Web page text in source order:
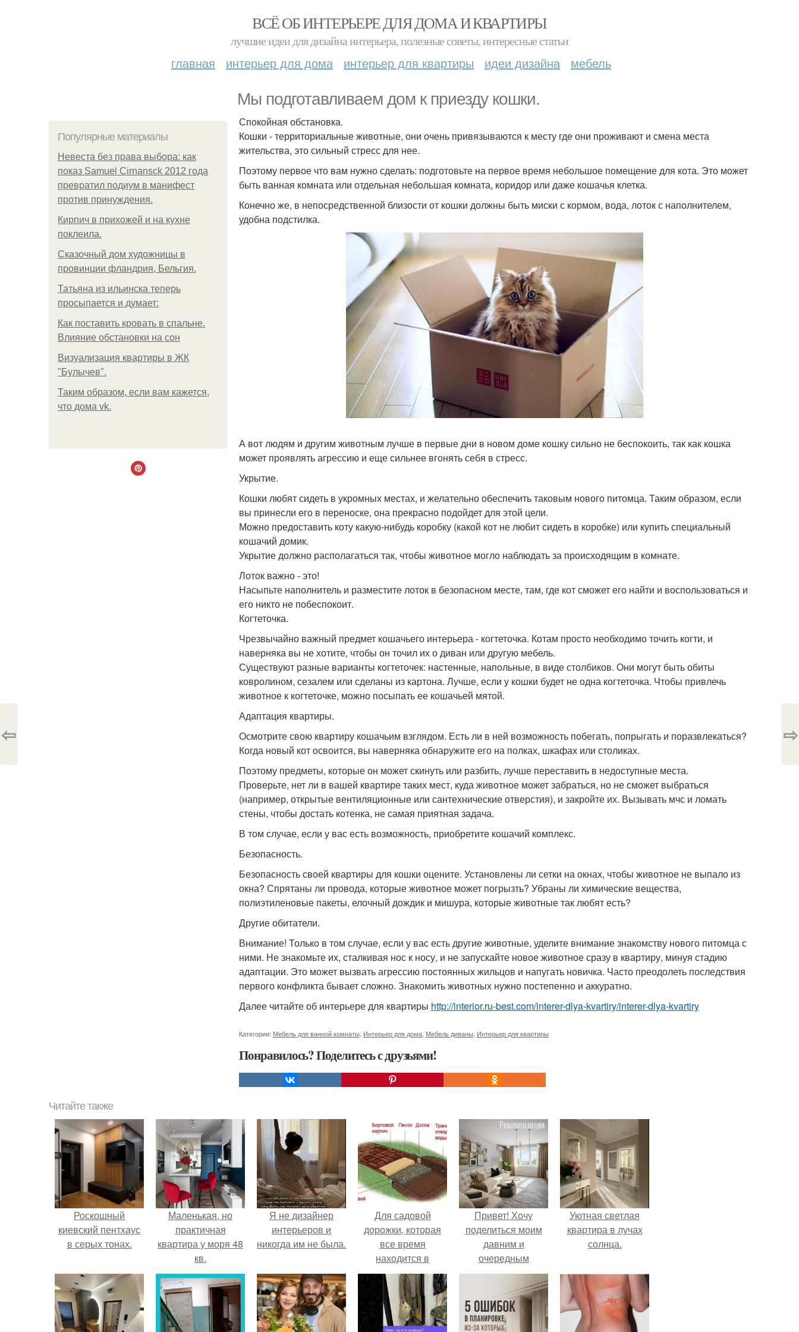
ВСЁ ОБ ИНТЕРЬЕРЕ ДЛЯ ДОМА И КВАРТИРЫ
лучшие идеи для дизайна интерьера, полезные советы, интересные статьи
главная интерьер для дома интерьер для квартиры идеи дизайна мебель
Мы подготавливаем дом к приезду кошки.
Популярные материалы
Невеста без права выбора: как
показ Samuel Cirnansck 2012 года
превратил подиум в манифест
против принуждения.
Кирпич в прихожей и на кухне
поклеила.
Сказочный дом художницы в
провинции фландрия, Бельгия.
Татьяна из ильинска теперь
просыпается и думает:
Как поставить кровать в спальне.
Влияние обстановки на сон
Визуализация квартиры в ЖК
"Булычев".
Таким образом, если вам кажется,
что дома vk.
Спокойная обстановка.
Кошки - территориальные животные, они очень привязываются к месту где они проживают и смена места
жительства, это сильный стресс для нее.
Поэтому первое что вам нужно сделать: подготовьте на первое время небольшое помещение для кота. Это может
быть ванная комната или отдельная небольшая комната, коридор или даже кошачья клетка.
Конечно же, в непосредственной близости от кошки должны быть миски с кормом, вода, лоток с наполнителем,
удобна подстилка.
А вот людям и другим животным лучше в первые дни в новом доме кошку сильно не беспокоить, так как кошка
может проявлять агрессию и еще сильнее вгонять себя в стресс.
Укрытие.
Кошки любят сидеть в укромных местах, и желательно обеспечить таковым нового питомца. Таким образом, если
вы принесли его в переноске, она прекрасно подойдет для этой цели.
Можно предоставить коту какую-нибудь коробку (какой кот не любит сидеть в коробке) или купить специальный
кошачий домик.
Укрытие должно располагаться так, чтобы животное могло наблюдать за происходящим в комнате.
Лоток важно - это!
Насыпьте наполнитель и разместите лоток в безопасном месте, там, где кот сможет его найти и воспользоваться и
его никто не побеспокоит.
Когтеточка.
Чрезвычайно важный предмет кошачьего интерьера - когтеточка. Котам просто необходимо точить когти, и
наверняка вы не хотите, чтобы он точил их о диван или другую мебель.
Существуют разные варианты когтеточек: настенные, напольные, в виде столбиков. Они могут быть обиты
ковролином, сезалем или сделаны из картона. Лучше, если у кошки будет не одна когтеточка. Чтобы привлечь
животное к когтеточке, можно посыпать ее кошачьей мятой.
Адаптация квартиры.
Осмотрите свою квартиру кошачьим взглядом. Есть ли в ней возможность побегать, попрыгать и поразвлекаться?
Когда новый кот освоится, вы наверняка обнаружите его на полках, шкафах или столиках.
Поэтому предметы, которые он может скинуть или разбить, лучше переставить в недоступные места.
Проверьте, нет ли в вашей квартире таких мест, куда животное может забраться, но не сможет выбраться
(например, открытые вентиляционные или сантехнические отверстия), и закройте их. Вызывать мчс и ломать
стены, чтобы достать котенка, не самая приятная задача.
В том случае, если у вас есть возможность, приобретите кошачий комплекс.
Безопасность.
Безопасность своей квартиры для кошки оцените. Установлены ли сетки на окнах, чтобы животное не выпало из
окна? Спрятаны ли провода, которые животное может погрызть? Убраны ли химические вещества,
полиэтиленовые пакеты, елочный дождик и мишура, которые животные так любят есть?
Другие обитатели.
Внимание! Только в том случае, если у вас есть другие животные, уделите внимание знакомству нового питомца с
ними. Не знакомьте их, сталкивая нос к носу, и не запускайте новое животное сразу в квартиру, минуя стадию
адаптации. Это может вызвать агрессию постоянных жильцов и напугать новичка. Часто преодолеть последствия
первого конфликта бывает сложно. Знакомить животных нужно постепенно и аккуратно.
Далее читайте об интерьере для квартиры http://interior.ru-best.com/interer-dlya-kvartiry/interer-dlya-kvartiry
Категории: Мебель для ванной комнаты Интерьер для дома Мебель диваны Интерьер для квартиры
Понравилось? Поделитесь с друзьями!
⇦ ⇨
Читайте также
Роскошный
киевский пентхаус
в серых тонах.
Маленькая, но
практичная
квартира у моря 48
кв.
Я не дизайнер
интерьеров и
никогда им не была.
Для садовой
дорожки, которая
все время
находится в
неблагоприятных
погодных условиях
подойдет не любой
кирпич.
Привет! Хочу
поделиться моим
давним и
очередным
неопубликованным
проектом.
Уютная светлая
квартира в лучах
солнца.